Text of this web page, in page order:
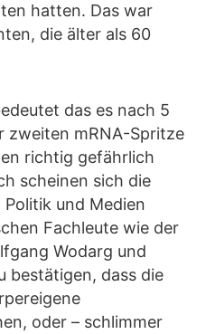
hatten. Das war
die älter als 60
das es nach 5
zweiten mRNA-Spritze
richtig gefährlich
scheinen sich die
und Medien
Fachleute wie der
Wodarg und
bestätigen, dass die
oder – schlimmer